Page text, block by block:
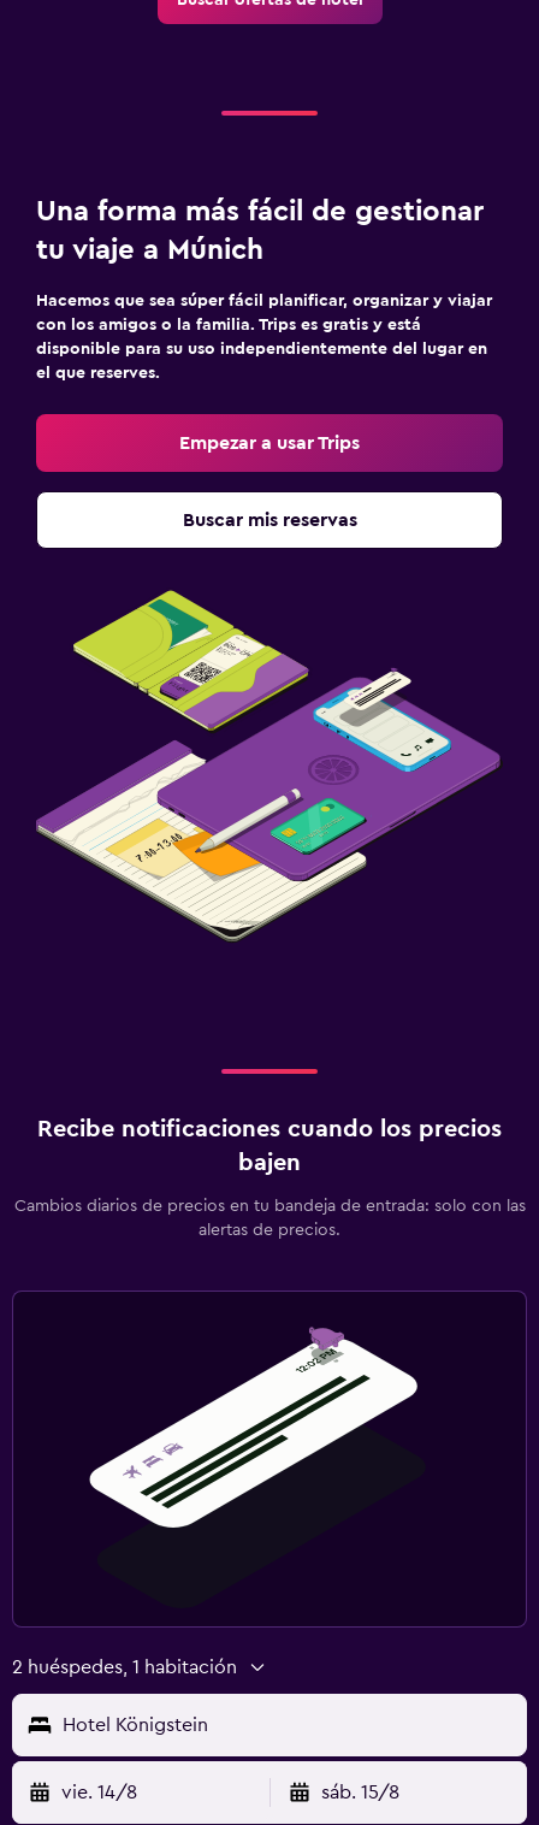
Una forma más fácil de gestionar
tu viaje a Múnich
Hacemos que sea súper fácil planificar, organizar y viajar
con los amigos o la familia. Trips es gratis y está
disponible para su uso independientemente del lugar en
el que reserves.
Empezar a usar Trips
Buscar mis reservas
Recibe notificaciones cuando los precios
bajen
Cambios diarios de precios en tu bandeja de entrada: solo con las
alertas de precios.
2 huéspedes, 1 habitación
Hotel Königstein
vie. 14/8 sáb. 15/8